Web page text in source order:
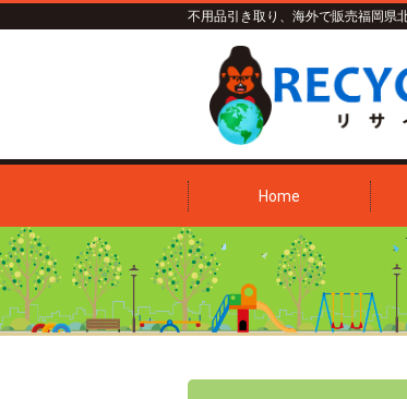
不用品引き取り、海外で販売福岡県
Home